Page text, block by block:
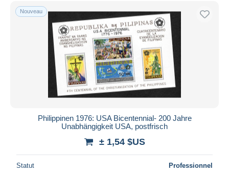
Nouveau
Philippinen 1976: USA Bicentennial- 200 Jahre
Unabhängigkeit USA, postfrisch
± 1,54 $US
Statut Professionnel